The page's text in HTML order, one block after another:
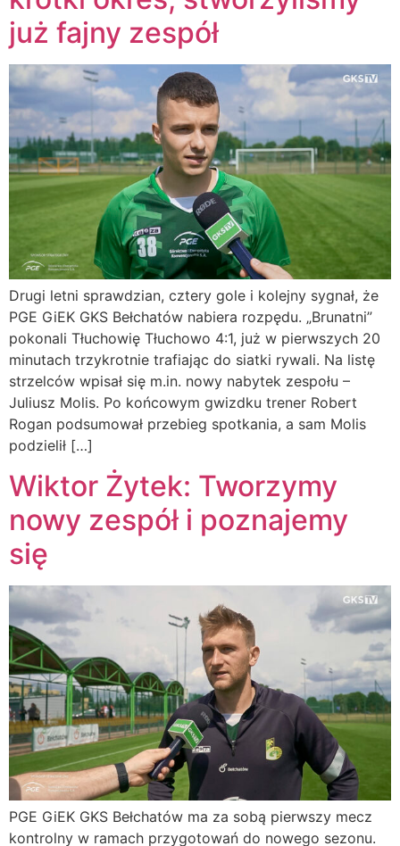
już fajny zespół
Drugi letni sprawdzian, cztery gole i kolejny sygnał, że
PGE GiEK GKS Bełchatów nabiera rozpędu. „Brunatni”
pokonali Tłuchowię Tłuchowo 4:1, już w pierwszych 20
minutach trzykrotnie trafiając do siatki rywali. Na listę
strzelców wpisał się m.in. nowy nabytek zespołu –
Juliusz Molis. Po końcowym gwizdku trener Robert
Rogan podsumował przebieg spotkania, a sam Molis
podzielił […]
Wiktor Żytek: Tworzymy
nowy zespół i poznajemy
się
PGE GiEK GKS Bełchatów ma za sobą pierwszy mecz
kontrolny w ramach przygotowań do nowego sezonu.